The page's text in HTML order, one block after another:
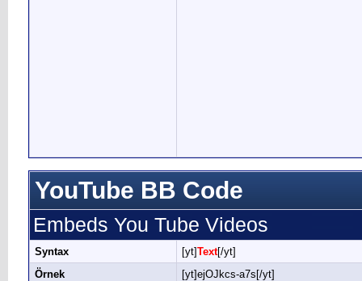
YouTube BB Code
Embeds You Tube Videos
Syntax [yt]Text[/yt]
Örnek
[yt]ejOJkcs-a7s[/yt]